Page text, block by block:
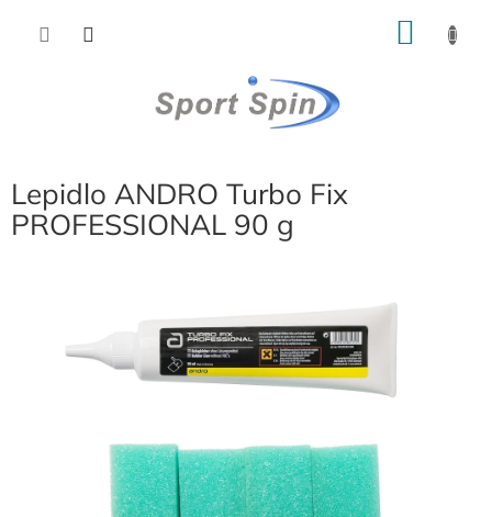
Lepidlo ANDRO Turbo Fix
PROFESSIONAL 90 g